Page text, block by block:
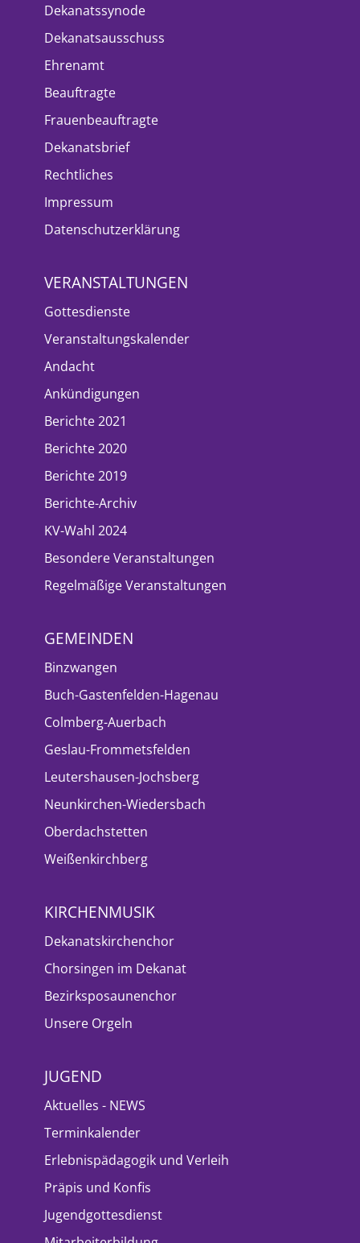
Dekanatssynode
Dekanatsausschuss
Ehrenamt
Beauftragte
Frauenbeauftragte
Dekanatsbrief
Rechtliches
Impressum
Datenschutzerklärung
VERANSTALTUNGEN
Gottesdienste
Veranstaltungskalender
Andacht
Ankündigungen
Berichte 2021
Berichte 2020
Berichte 2019
Berichte-Archiv
KV-Wahl 2024
Besondere Veranstaltungen
Regelmäßige Veranstaltungen
GEMEINDEN
Binzwangen
Buch-Gastenfelden-Hagenau
Colmberg-Auerbach
Geslau-Frommetsfelden
Leutershausen-Jochsberg
Neunkirchen-Wiedersbach
Oberdachstetten
Weißenkirchberg
KIRCHENMUSIK
Dekanatskirchenchor
Chorsingen im Dekanat
Bezirksposaunenchor
Unsere Orgeln
JUGEND
Aktuelles - NEWS
Terminkalender
Erlebnispädagogik und Verleih
Präpis und Konfis
Jugendgottesdienst